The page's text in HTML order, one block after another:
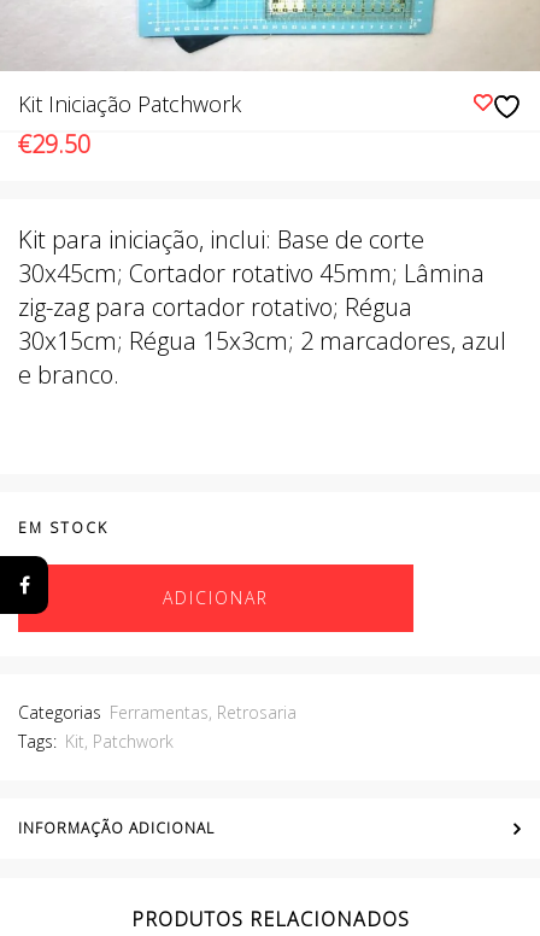
Kit Iniciação Patchwork
€29.50
Kit para iniciação, inclui: Base de corte
30x45cm; Cortador rotativo 45mm; Lâmina
zig-zag para cortador rotativo; Régua
30x15cm; Régua 15x3cm; 2 marcadores, azul
e branco.
EM STOCK
ADICIONAR
Categorias Ferramentas, Retrosaria
Tags: Kit, Patchwork
INFORMAÇÃO ADICIONAL
PRODUTOS RELACIONADOS